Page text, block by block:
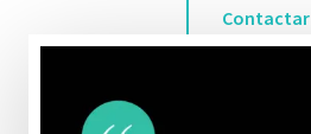
Contactar